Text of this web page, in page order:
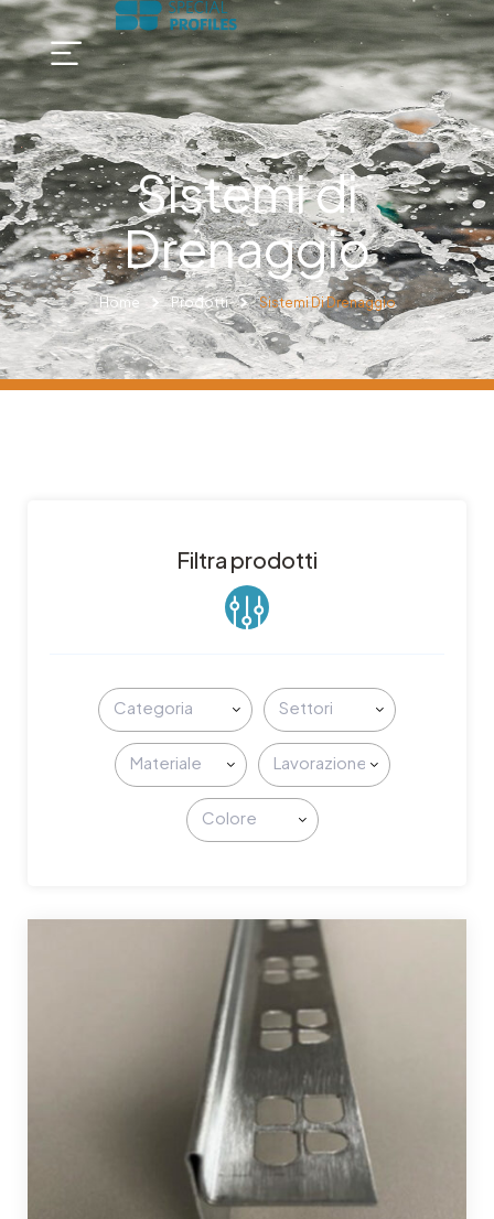
Sistemi di
Drenaggio
Home Prodotti Sistemi Di Drenaggio
Filtra prodotti